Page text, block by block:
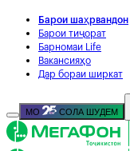
Барои шаҳрвандон
Барои тиҷорат
Барномаи Life
Вакансияҳо
Дар бораи ширкат
МО СОЛА ШУДЕМ